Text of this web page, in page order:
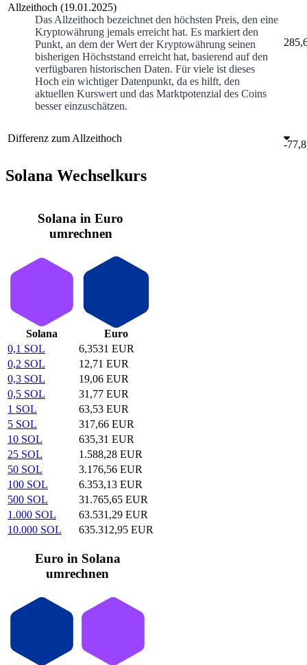
Allzeithoch (19.01.2025)
Das Allzeithoch bezeichnet den höchsten Preis, den eine
Kryptowährung jemals erreicht hat. Es markiert den
Punkt, an dem der Wert der Kryptowährung seinen
bisherigen Höchststand erreicht hat, basierend auf den
verfügbaren historischen Daten. Für viele ist dieses
Hoch ein wichtiger Datenpunkt, da es hilft, den
aktuellen Kurswert und das Marktpotenzial des Coins
besser einzuschätzen.
Differenz zum Allzeithoch
-
Solana Wechselkurs
Solana in Euro
umrechnen
Solana
Euro
0,1 SOL
6,3531 EUR
0,2 SOL
12,71 EUR
0,3 SOL
19,06 EUR
0,5 SOL
31,77 EUR
1 SOL
63,53 EUR
5 SOL
317,66 EUR
10 SOL
635,31 EUR
25 SOL
1.588,28 EUR
50 SOL
3.176,56 EUR
100 SOL
6.353,13 EUR
500 SOL
31.765,65 EUR
1.000 SOL
63.531,29 EUR
10.000 SOL
635.312,95 EUR
Euro in Solana
umrechnen